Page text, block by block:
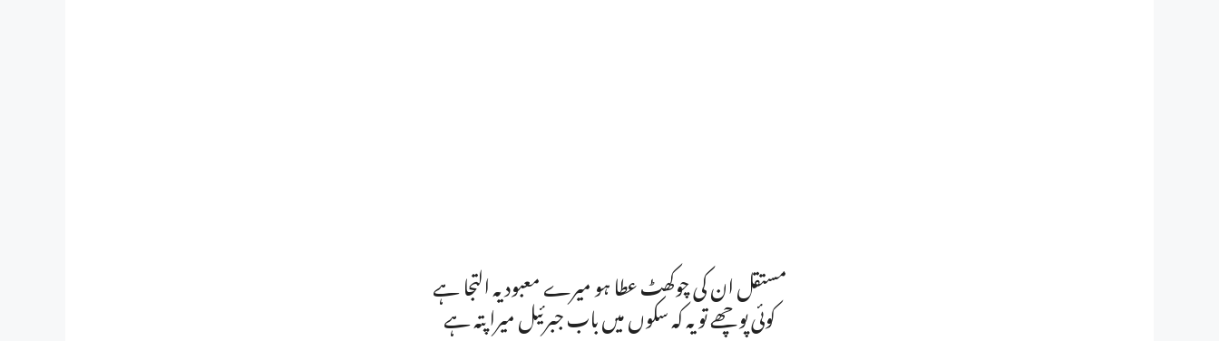
مستقل ان کی چوکھٹ عطا ہو میرے معبود یہ التجا ہے
کوئی پوچھے تو یہ کہ سکوں میں باب جبرئیل میرا پتہ ہے